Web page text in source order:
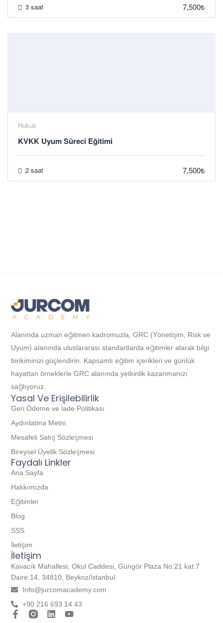
3 saat 7,500₺
Hukuk
KVKK Uyum Süreci Eğitimi
2 saat 7,500₺
Alanında uzman eğitmen kadromuzla, GRC (Yönetişim, Risk ve
Uyum) alanında uluslararası standartlarda eğitimler alarak bilgi
birikiminizi güçlendirin. Kapsamlı eğitim içerikleri ve günlük
hayattan örneklerle GRC alanında yetkinlik kazanmanızı
sağlıyoruz.
Faydalı Linkler
Ana Sayfa
Hakkımızda
Eğitimler
Blog
SSS
İletişim
Yasal Ve Erişilebilirlik
Geri Ödeme ve İade Politikası
Aydınlatma Metni
Mesafeli Satış Sözleşmesi
Bireysel Üyelik Sözleşmesi
İletişim
Kavacık Mahallesi, Okul Caddesi, Güngör Plaza No:21 kat:7
Daire:14, 34810, Beykoz/İstanbul
Info@jurcomacademy.com
+90 216 693 14 43